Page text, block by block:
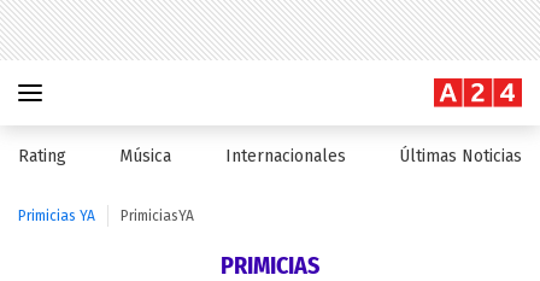
Rating Música Internacionales Últimas Noticias
Primicias YA PrimiciasYA
PRIMICIAS